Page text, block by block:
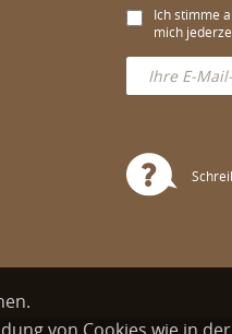
Ich stimme
mich